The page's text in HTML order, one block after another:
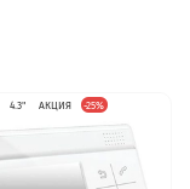
4.3" АКЦИЯ -25%